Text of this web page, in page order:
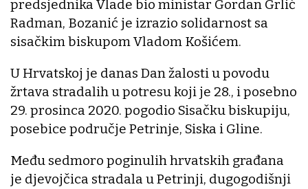
predsjednika Vlade bio ministar Gordan Grlić
Radman, Bozanić je izrazio solidarnost sa
sisačkim biskupom Vladom Košićem.
U Hrvatskoj je danas Dan žalosti u povodu
žrtava stradalih u potresu koji je 28., i posebno
29. prosinca 2020. pogodio Sisačku biskupiju,
posebice područje Petrinje, Siska i Gline.
Među sedmoro poginulih hrvatskih građana
je djevojčica stradala u Petrinji, dugogodišnji